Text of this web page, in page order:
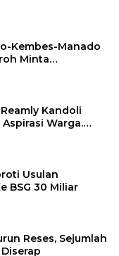
Kembes-Manado
Minta
Kandoli
Warga.
Usulan
BSG 30 Miliar
Reses, Sejumlah